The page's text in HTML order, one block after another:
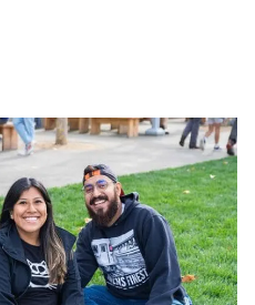
cobran vida por la noche